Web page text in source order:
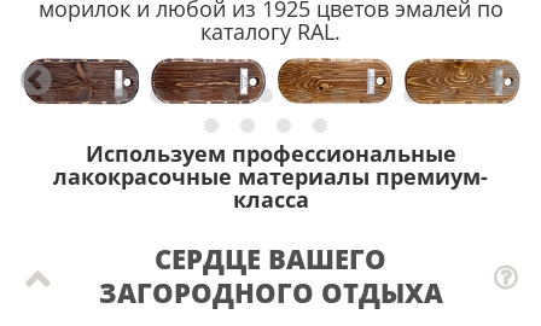
морилок и любой из 1925 цветов эмалей по
каталогу RAL.
Используем профессиональные
лакокрасочные материалы премиум-
класса
СЕРДЦЕ ВАШЕГО
ЗАГОРОДНОГО ОТДЫХА